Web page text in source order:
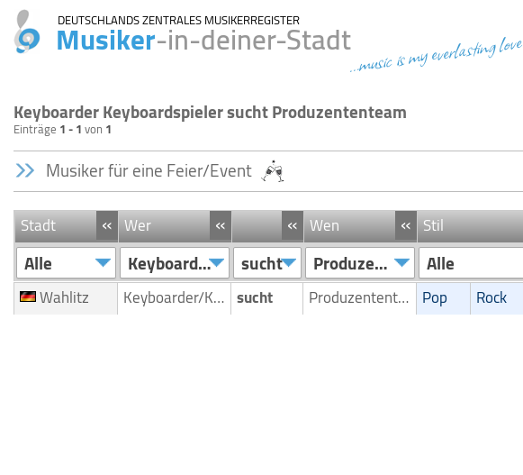
DEUTSCHLANDS ZENTRALES MUSIKERREGISTER
Musiker-in-deiner-Stadt...music is my everlasting love
Keyboarder Keyboardspieler sucht Produzententeam
Einträge 1 - 1von 1
Musiker für eine Feier/Event
Stadt « Wer « « Wen « Stil
Alle Keyboarder/Keyboardspieler sucht Produzententeam Alle
Wahlitz Keyboarder/Keyboardspieler sucht Produzententeam Pop Rock